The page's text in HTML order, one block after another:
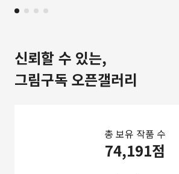
신뢰할 수 있는,
그림구독 오픈갤러리
총 보유 작품 수
74,191점